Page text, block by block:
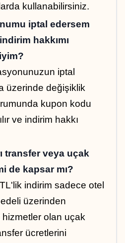
kullanabilirsiniz.
iptal edersem
hakkımı
iptal
üzerinde değişiklik
kupon kodu
ve indirim hakkı
transfer veya uçak
de kapsar mı?
indirim sadece otel
üzerinden
hizmetler olan uçak
ücretlerini